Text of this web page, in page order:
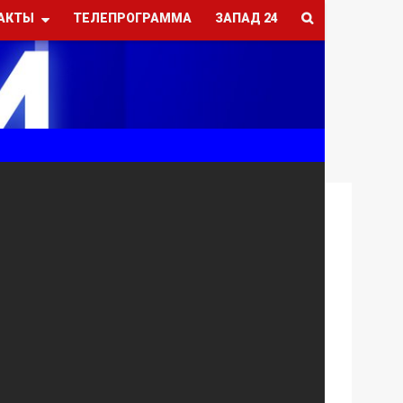
ТЕЛЕПРОГРАММА ЗАПАД 24